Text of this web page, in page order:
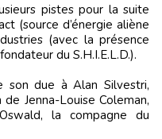
pistes pour la suite
(source d’énergie aliène
(avec la présence
du S.H.I.E.L.D.).
son due à Alan Silvestri,
Jenna-Louise Coleman,
la compagne du